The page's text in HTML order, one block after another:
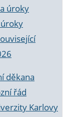
úroky
děkana
řád
Karlovy